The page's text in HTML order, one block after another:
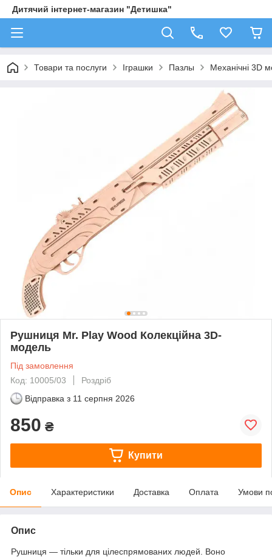
Дитячий інтернет-магазин "Детишка"
Товари та послуги Іграшки Пазлы Механічні 3D
Рушниця Mr. Play Wood Колекційна 3D-
модель
Під замовлення
Код: 10005/03
Роздріб
Відправка з 11 серпня 2026
850 ₴
Купити
Опис Характеристики Доставка Оплата Умови
Опис
Рушниця — тільки для цілеспрямованих людей. Воно